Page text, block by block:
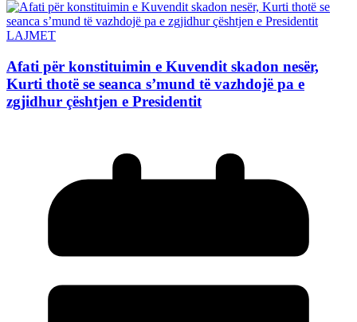
LAJMET
Afati për konstituimin e Kuvendit skadon nesër,
Kurti thotë se seanca s’mund të vazhdojë pa e
zgjidhur çështjen e Presidentit